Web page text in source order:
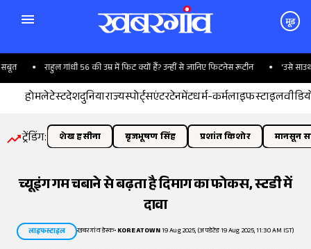
मूड
राहुल गांधी 56 की उम्र में फिट क्यों हैं? उन्हीं से जानिए फिटनेस रूटीन 'उसे साउथ
होमलेटेस्टदेशदुनियाराज्यस्पोर्ट्सएंटरटेनमेंटधर्म-कर्मलाइफस्टाइल
ट्रेंडिंग: शेख हसीना बृजभूषण सिंह प्रशांत किशोर मानसून
च्यूइंग गम चबाने से बढ़ता है दिमाग का फोकस, स्टडी में
दावा
लाइफस्टाइल खबरगांव डेस्क•KOREATOWN19 Aug 2025, (अपडेटेड 19 Aug 2025, 11:30 AM IST)